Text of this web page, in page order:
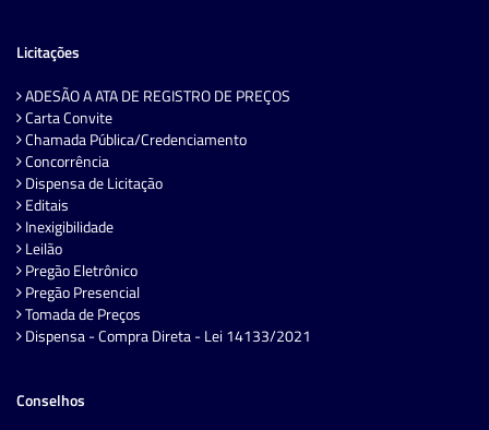
Licitações
ADESÃO A ATA DE REGISTRO DE PREÇOS
Carta Convite
Chamada Pública/Credenciamento
Concorrência
Dispensa de Licitação
Editais
Inexigibilidade
Leilão
Pregão Eletrônico
Pregão Presencial
Tomada de Preços
Dispensa - Compra Direta - Lei 14133/2021
Conselhos